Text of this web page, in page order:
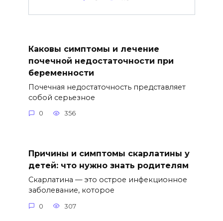
Каковы симптомы и лечение
почечной недостаточности при
беременности
Почечная недостаточность представляет
собой серьезное
0 356
Причины и симптомы скарлатины у
детей: что нужно знать родителям
Скарлатина — это острое инфекционное
заболевание, которое
0 307